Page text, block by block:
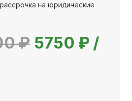
на юридические
₽ 5750 ₽ /